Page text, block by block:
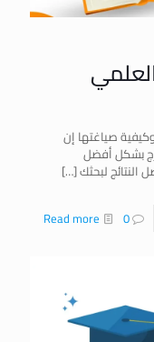
صياغتها إن
بشكل أفضل
لبحثك[…]
0
Read more